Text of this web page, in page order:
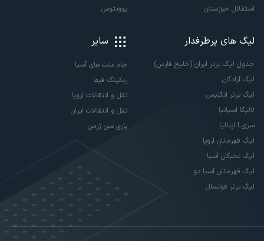
استقلال خوزستان
یوونتوس
لیگ های پرطرفدار
جدول لیگ برتر ایران (خلیج فارس)
لیگ آزادگان
لیگ برتر انگلیس
لالیگا اسپانیا
سری آ ایتالیا
لیگ قهرمانان اروپا
لیگ نخبگان آسیا
لیگ قهرمانان آسیا دو
لیگ برتر فوتسال
سایر
جام ملت های آسیا
رنکینگ فیفا
نقل و انتقالات اروپا
نقل و انتقالات ایران
پاری سن ژرمن